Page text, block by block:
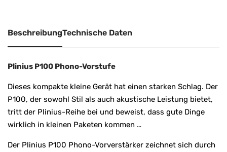
BeschreibungTechnische Daten
Plinius P100 Phono-Vorstufe
Dieses kompakte kleine Gerät hat einen starken Schlag. Der
P100, der sowohl Stil als auch akustische Leistung bietet,
tritt der Plinius-Reihe bei und beweist, dass gute Dinge
wirklich in kleinen Paketen kommen …
Der Plinius P100 Phono-Vorverstärker zeichnet sich durch